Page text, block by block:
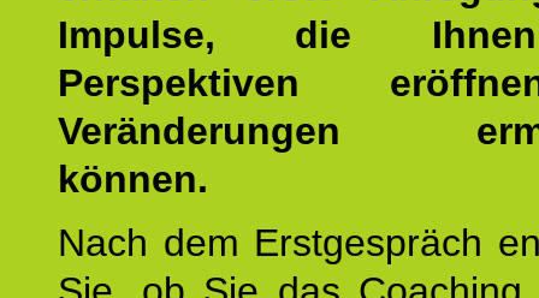
Impulse, die
Perspektiven
Veränderungen
können.
Nach dem Erstgespräch